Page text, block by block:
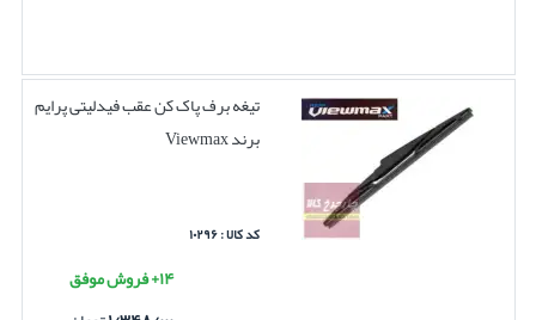
تیغه برف پاک کن عقب فیدلیتی پرایم
برند Viewmax
کد کالا : ۱۰۲۹۶
۱۴+ فروش موفق